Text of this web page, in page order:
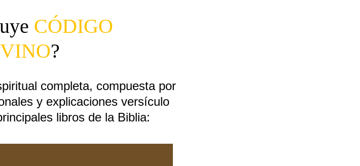
CÓDIGO
?
completa, compuesta por
y explicaciones versículo
libros de la Biblia: